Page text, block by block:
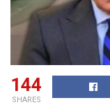
144
SHARES